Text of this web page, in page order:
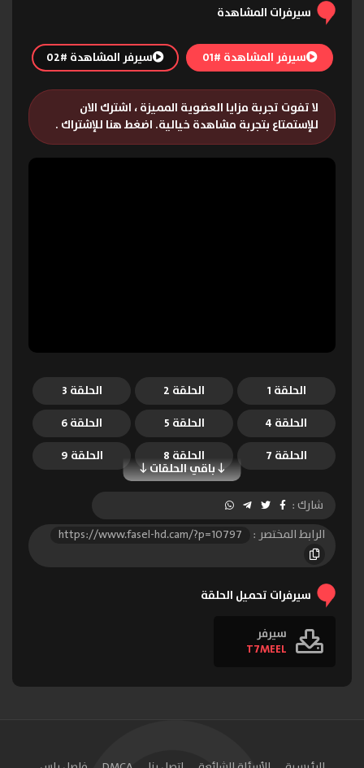
سيرفرات المشاهدة
سيرفر المشاهدة #01 سيرفر المشاهدة #02
لا تفوت تجربة مزايا العضوية المميزة ، اشترك الان
للإستمتاع بتجربة مشاهدة خيالية. اضغط هنا للإشتراك .
الحلقة 1 الحلقة 2
الحلقة 3
الحلقة 4
الحلقة 5 الحلقة 6
باقي الحلقات
الحلقة 7 الحلقة 8
الحلقة 9
شارك :
الرابط المختصر :
https://www.fasel-hd.cam/?p=10797
سيرفرات تحميل الحلقة
سيرفر
T7MEEL